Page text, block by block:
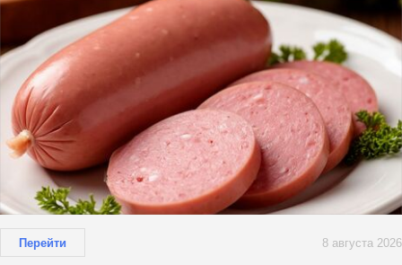
Перейти 8 августа 2026